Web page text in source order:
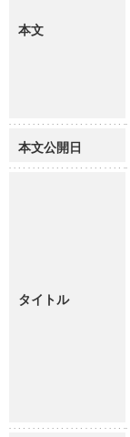
本文
本文公開日
タイトル